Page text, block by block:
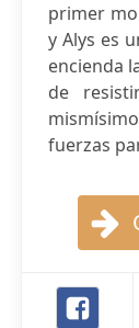
primer
y Alys es
encienda
de
fuerzas